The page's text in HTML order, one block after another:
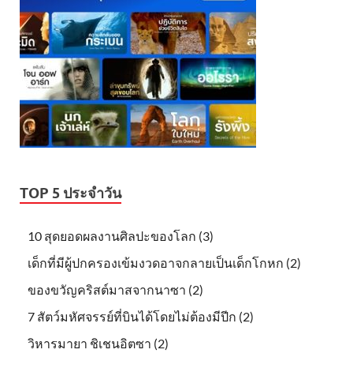
TOP 5 ประจำวัน
10 สุดยอดผลงานศิลปะของโลก (3)
เด็กที่มีผู้ปกครองเข้มงวดอาจกลายเป็นเด็กโกหก (2)
ของขวัญคริสต์มาสจากนาซา (2)
7 สัตว์มหัศจรรย์ที่บินได้โดยไม่ต้องมีปีก (2)
วิหารมายา ชิเชนอิตซา (2)